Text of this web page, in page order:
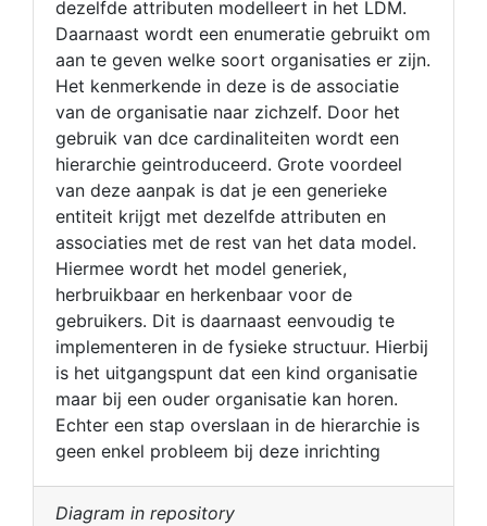
dezelfde attributen modelleert in het LDM.
Daarnaast wordt een enumeratie gebruikt om
aan te geven welke soort organisaties er zijn.
Het kenmerkende in deze is de associatie
van de organisatie naar zichzelf. Door het
gebruik van dce cardinaliteiten wordt een
hierarchie geintroduceerd. Grote voordeel
van deze aanpak is dat je een generieke
entiteit krijgt met dezelfde attributen en
associaties met de rest van het data model.
Hiermee wordt het model generiek,
herbruikbaar en herkenbaar voor de
gebruikers. Dit is daarnaast eenvoudig te
implementeren in de fysieke structuur. Hierbij
is het uitgangspunt dat een kind organisatie
maar bij een ouder organisatie kan horen.
Echter een stap overslaan in de hierarchie is
geen enkel probleem bij deze inrichting
Diagram in repository